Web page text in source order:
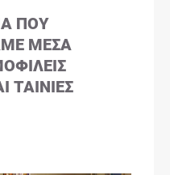
ΠΟΥ
ΜΈΣΑ
ΤΑΙΝΊΕΣ